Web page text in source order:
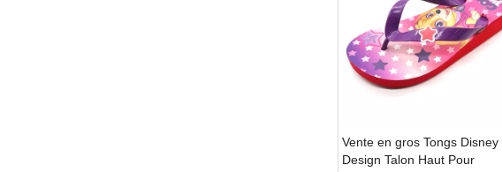
Vente en gros Tongs Disney
Design Talon Haut Pour